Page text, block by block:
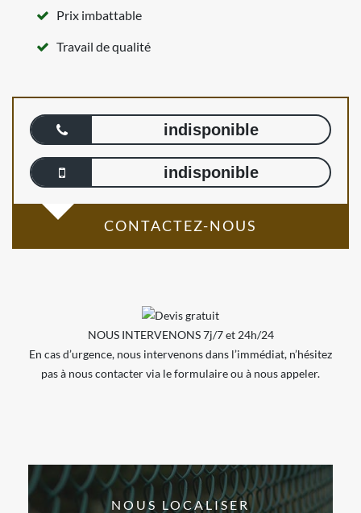
Prix imbattable
Travail de qualité
indisponible
indisponible
CONTACTEZ-NOUS
NOUS INTERVENONS 7j/7 et 24h/24
En cas d’urgence, nous intervenons dans l’immédiat, n’hésitez
pas à nous contacter via le formulaire ou à nous appeler.
NOUS LOCALISER